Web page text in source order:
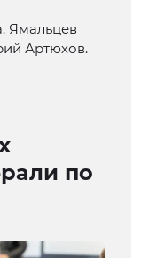
Ямальцев
Артюхов.
по